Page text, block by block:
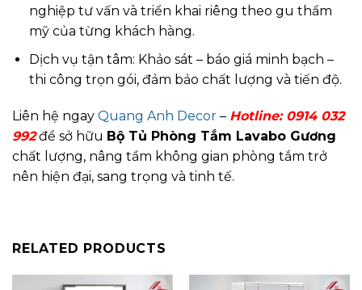
nghiệp tư vấn và triển khai riêng theo gu thẩm
mỹ của từng khách hàng.
Dịch vụ tận tâm: Khảo sát – báo giá minh bạch –
thi công trọn gói, đảm bảo chất lượng và tiến độ.
Liên hệ ngay Quang Anh Decor – Hotline: 0914 032
992để sở hữu Bộ Tủ Phòng Tắm Lavabo Gương
chất lượng, nâng tầm không gian phòng tắm trở
nên hiện đại, sang trọng và tinh tế.
RELATED PRODUCTS